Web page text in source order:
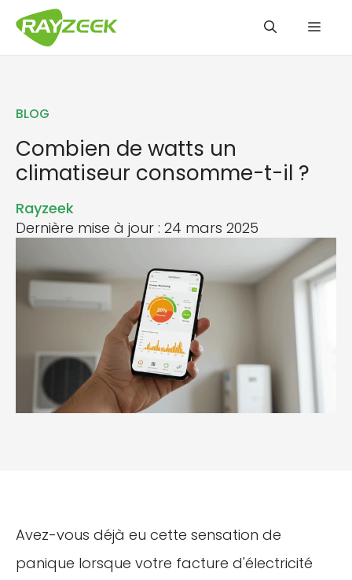
BLOG
Combien de watts un
climatiseur consomme-t-il ?
Rayzeek
Dernière mise à jour : 24 mars 2025
Avez-vous déjà eu cette sensation de
panique lorsque votre facture d'électricité